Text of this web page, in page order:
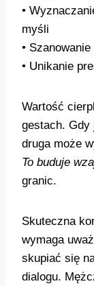
•
myśli
•
• Unikanie
Wartość
gestach. Gdy
druga może
To buduje
granic.
Skuteczna
wymaga
skupiać się
dialogu.